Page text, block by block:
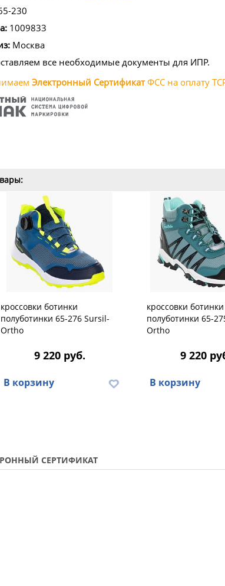
230
1009833
Москва
все необходимые документы для ИПР.
Электронный СертификатФСС на оплату
кроссовки ботинки
полуботинки 65-276 Sursil-
Ortho
9 220 руб.
В корзину
кроссовки ботинки
полуботинки 65-
Ortho
9 220
В корзину
СЕРТИФИКАТ